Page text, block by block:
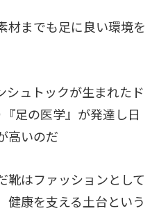
材までも足に良い環境を
シュトックが生まれたド
足の医学』が発達し日
高いのだ
靴はファッションとして
健康を支える土台という